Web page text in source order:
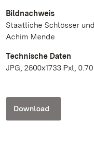
Bildnachweis
Staatliche Schlösser
Achim Mende
Technische Daten
JPG, 2600x1733 Pxl,
Download